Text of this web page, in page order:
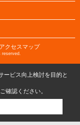
アクセスマップ
ービス向上検討を目的と
確認ください。